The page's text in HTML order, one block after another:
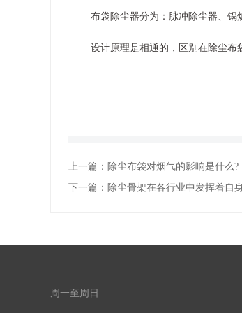
布袋除尘器分为：脉冲除尘器、锅
设计原理是相通的，区别在除尘布
上一篇： 除尘布袋对烟气的影响是什么?
下一篇： 除尘骨架在各行业中发挥着自
周一至周日